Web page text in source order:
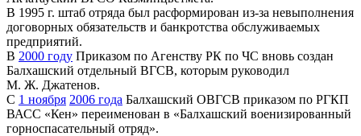
В 1995 г. штаб отряда был расформирован из-за невыполнения
договорных обязательств и банкротства обслуживаемых
предприятий.
В 2000 году Приказом по Агенству РК по ЧС вновь создан
Балхашский отдельный ВГСВ, которым руководил
М. Ж. Джатенов.
С 1 ноября 2006 года Балхашский ОВГСВ приказом по РГКП
ВАСС «Кен» переименован в «Балхашский военизированный
горноспасательный отряд».